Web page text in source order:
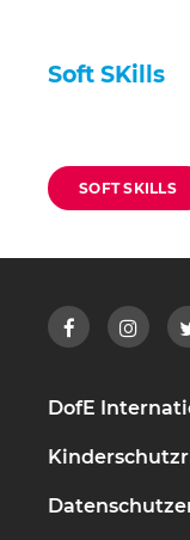
Soft SKills
SOFT SKILLS
DofE